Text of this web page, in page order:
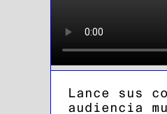
Lance sus
audiencia